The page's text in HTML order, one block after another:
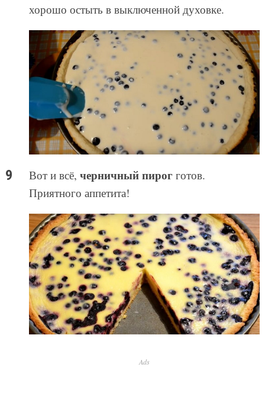
хорошо остыть в выключенной духовке.
Вот и всё, черничный пирогготов.
Приятного аппетита!
Ads